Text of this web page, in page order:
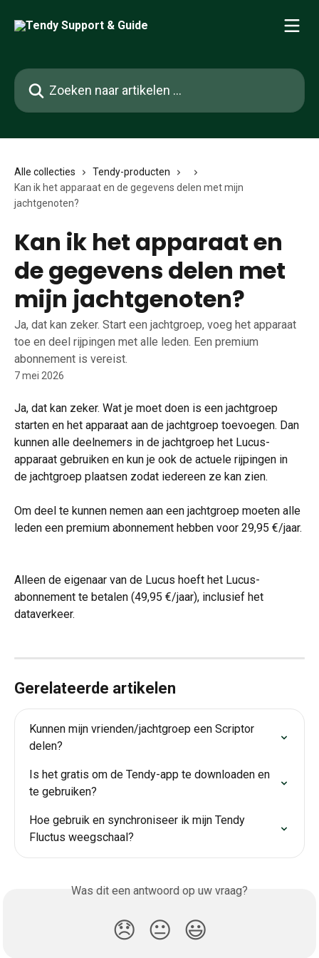
Zoeken naar artikelen ...
Alle collecties
Tendy-producten
Kan ik het apparaat en de gegevens delen met mijn
jachtgenoten?
Kan ik het apparaat en
de gegevens delen met
mijn jachtgenoten?
Ja, dat kan zeker. Start een jachtgroep, voeg het apparaat
toe en deel rijpingen met alle leden. Een premium
abonnement is vereist.
7 mei 2026
Ja, dat kan zeker. Wat je moet doen is een jachtgroep
starten en het apparaat aan de jachtgroep toevoegen. Dan
kunnen alle deelnemers in de jachtgroep het Lucus-
apparaat gebruiken en kun je ook de actuele rijpingen in
de jachtgroep plaatsen zodat iedereen ze kan zien.
Om deel te kunnen nemen aan een jachtgroep moeten alle
leden een premium abonnement hebben voor 29,95 €/jaar.
Alleen de eigenaar van de Lucus hoeft het Lucus-
abonnement te betalen (49,95 €/jaar), inclusief het
dataverkeer.
Gerelateerde artikelen
Kunnen mijn vrienden/jachtgroep een Scriptor
delen?
Is het gratis om de Tendy-app te downloaden en
te gebruiken?
Hoe gebruik en synchroniseer ik mijn Tendy
Fluctus weegschaal?
Was dit een antwoord op uw vraag?
😞 😐 😃